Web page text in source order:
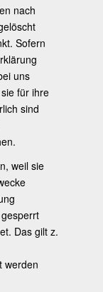
nach
Sofern
uns
für ihre
sind
weil sie
Das gilt z.
werden